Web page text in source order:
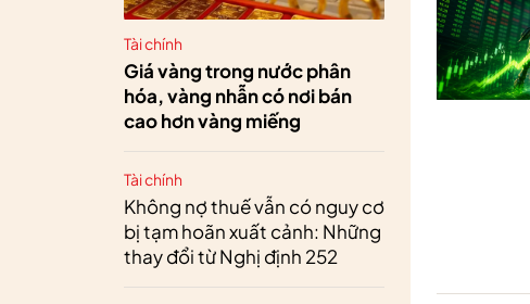
Tài chính
Giá vàng trong nước phân
hóa, vàng nhẫn có nơi bán
cao hơn vàng miếng
Tài chính
Không nợ thuế vẫn có nguy cơ
bị tạm hoãn xuất cảnh: Những
thay đổi từ Nghị định 252